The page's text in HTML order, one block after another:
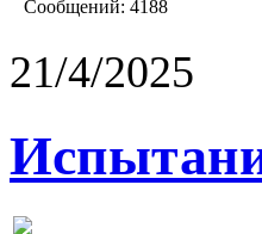
Сообщений: 4188
21/4/2025